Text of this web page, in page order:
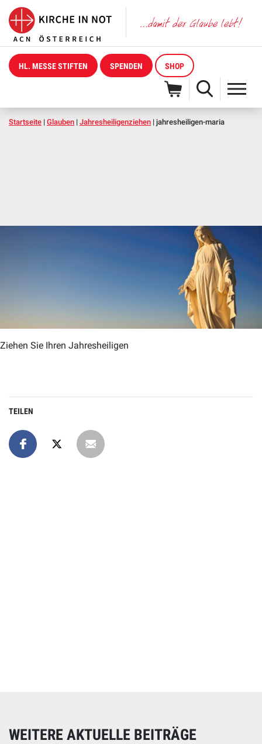
HL. MESSE STIFTEN SPENDEN SHOP
Startseite | Glauben | Jahresheiligenziehen | jahresheiligen-maria
Ziehen Sie Ihren Jahresheiligen
TEILEN
WEITERE AKTUELLE BEITRÄGE